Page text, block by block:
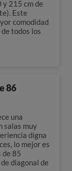
215 cm de
Este
comodidad
todos los
86
una
salas muy
digna
lo mejor es
de 85
diagonal de